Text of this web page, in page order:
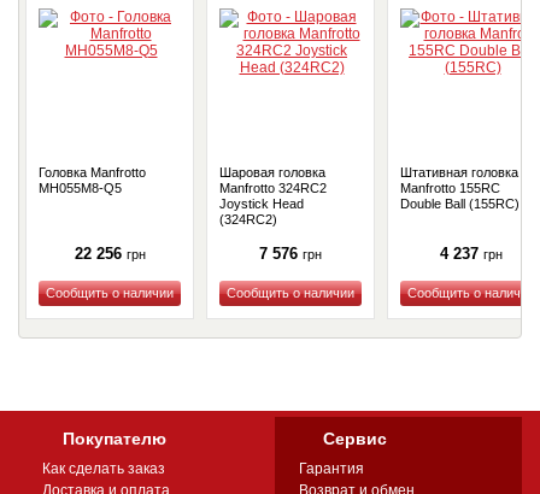
Головка Manfrotto
MH055M8-Q5
22 256 грн
Купить
Шаровая головка
Manfrotto 324RC2
Joystick Head
(324RC2)
7 576 грн
Купить
Штативная головка
Manfrotto 155RC
Double Ball (155RC)
4 237 грн
Купить
Покупателю
Как сделать заказ
Доставка и оплата
Сервис
Гарантия
Возврат и обмен